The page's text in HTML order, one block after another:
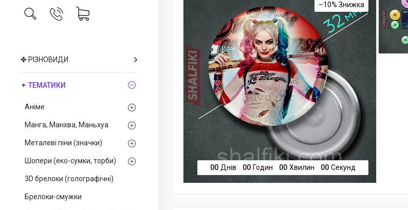
✤ РІЗНОВИДИ
✦ ТЕМАТИКИ
Аніме
Манга, Манхва, Маньхуа
Металеві піни (значки)
Шопери (еко-сумки, торби)
3D брелоки (голографічні)
Брелоки-смужки
–10%
00 Днів 00 Годин 00 Хвилин 00 Секунд